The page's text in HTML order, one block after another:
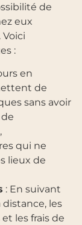
de
eux
:
en
de
sans avoir
qui ne
lieux de
: En suivant
les
les frais de